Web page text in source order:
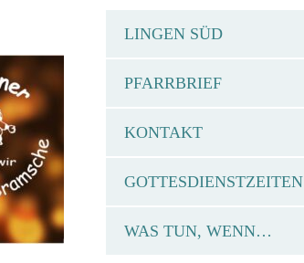
LINGEN SÜD
PFARRBRIEF
KONTAKT
GOTTESDIENSTZEITEN
WAS TUN, WENN…